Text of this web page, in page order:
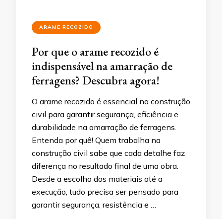
ARAME RECOZIDO
Por que o arame recozido é
indispensável na amarração de
ferragens? Descubra agora!
O arame recozido é essencial na construção
civil para garantir segurança, eficiência e
durabilidade na amarração de ferragens.
Entenda por quê! Quem trabalha na
construção civil sabe que cada detalhe faz
diferença no resultado final de uma obra.
Desde a escolha dos materiais até a
execução, tudo precisa ser pensado para
garantir segurança, resistência e …